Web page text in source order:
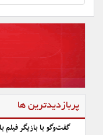
پربازدیدترین ها
گفت‌وگو با بازیگر فیلم